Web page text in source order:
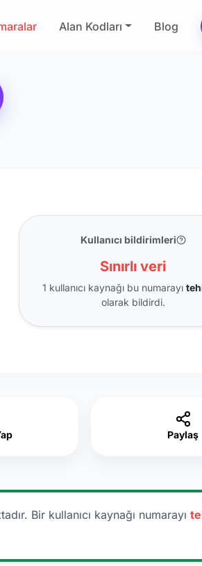
Alan Kodları Blog
Kullanıcı bildirimleri
Sınırlı veri
1 kullanıcı kaynağı bu numarayı
olarak bildirdi.
Paylaş
Bir kullanıcı kaynağı numarayı